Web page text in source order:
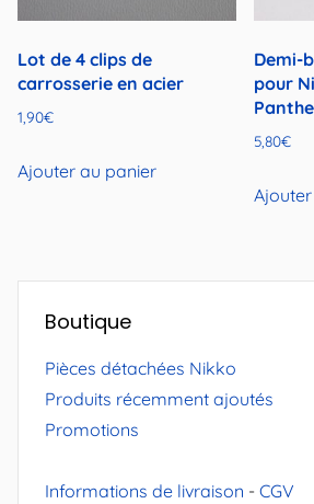
Lot de 4 clips de
carrosserie en acier
1,90€
Ajouter au panier
Demi-
pour
5,80€
Boutique
Pièces détachées Nikko
Produits récemment ajoutés
Promotions
Informations de livraison - CGV